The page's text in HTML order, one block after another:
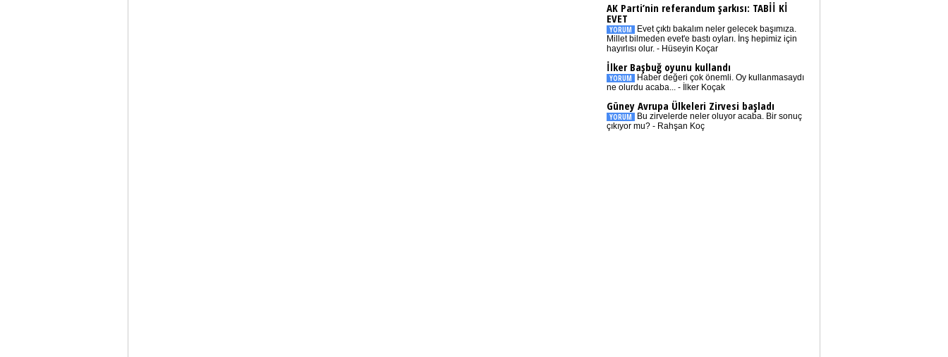
AK Parti’nin referandum şarkısı: TABİİ Kİ
EVET
YORUM
Evet çıktı bakalım neler gelecek başımıza.
Millet bilmeden evet'e bastı oyları. İnş hepimiz için
hayırlısı olur. - Hüseyin Koçar
İlker Başbuğ oyunu kullandı
YORUM
Haber değeri çok önemli. Oy kullanmasaydı
ne olurdu acaba... - İlker Koçak
Güney Avrupa Ülkeleri Zirvesi başladı
YORUM
Bu zirvelerde neler oluyor acaba. Bir sonuç
çıkıyor mu? - Rahşan Koç